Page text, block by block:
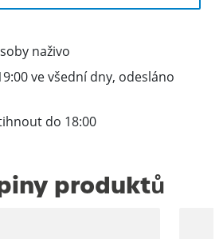
naživo
ve všední dny, odesláno
do 18:00
produktů